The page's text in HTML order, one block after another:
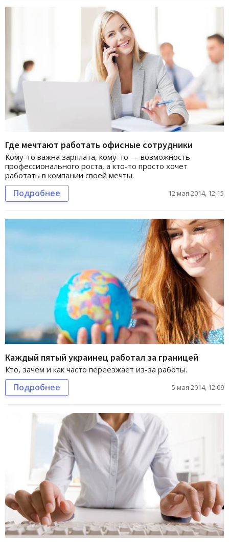
Где мечтают работать офисные сотрудники
Кому-то важна зарплата, кому-то — возможность
профессионального роста, а кто-то просто хочет
работать в компании своей мечты.
Подробнее 12 мая 2014, 12:15
Каждый пятый украинец работал за границей
Кто, зачем и как часто переезжает из-за работы.
Подробнее 5 мая 2014, 12:09